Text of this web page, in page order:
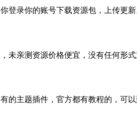
登录你的账号下载资源包，上传更
未亲测资源价格便宜，没有任何形
的主题插件，官方都有教程的，可